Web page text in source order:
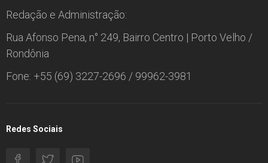
Redação e Administração:
Rua Afonso Pena, n° 249, Bairro Centro | Porto Velho /
Rondônia
Fone: +55 (69) 3227-2696 / 99962-3981
Redes Sociais